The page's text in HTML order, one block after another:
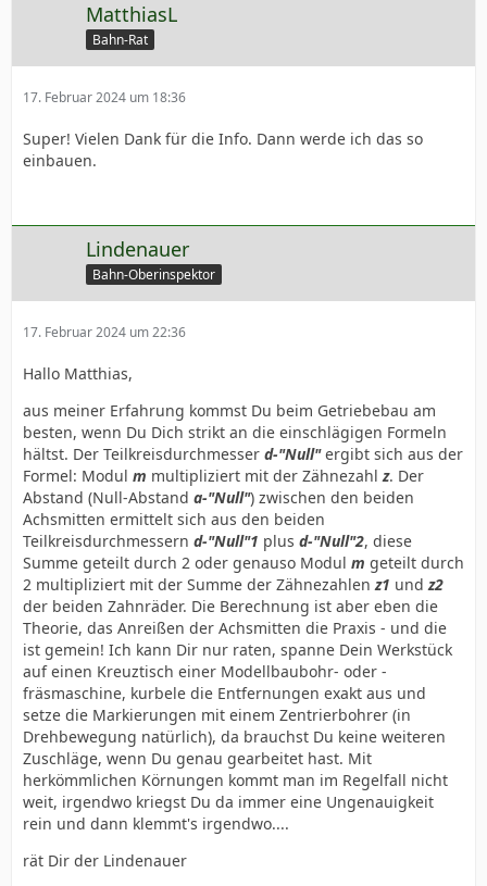
MatthiasL
Bahn-Rat
17. Februar 2024 um 18:36
Super! Vielen Dank für die Info. Dann werde ich das so
einbauen.
Lindenauer
Bahn-Oberinspektor
17. Februar 2024 um 22:36
Hallo Matthias,
aus meiner Erfahrung kommst Du beim Getriebebau am
besten, wenn Du Dich strikt an die einschlägigen Formeln
hältst. Der Teilkreisdurchmesser d-"Null"ergibt sich aus der
Formel: Modul m multipliziert mit der Zähnezahlz. Der
Abstand (Null-Abstand a-"Null") zwischen den beiden
Achsmitten ermittelt sich aus den beiden
Teilkreisdurchmessern d-"Null"1 plus d-"Null"2, diese
Summe geteilt durch 2 oder genauso Modul m geteilt durch
2 multipliziert mit der Summe der Zähnezahlenz1 undz2
der beiden Zahnräder. Die Berechnung ist aber eben die
Theorie, das Anreißen der Achsmitten die Praxis - und die
ist gemein! Ich kann Dir nur raten, spanne Dein Werkstück
auf einen Kreuztisch einer Modellbaubohr- oder -
fräsmaschine, kurbele die Entfernungen exakt aus und
setze die Markierungen mit einem Zentrierbohrer (in
Drehbewegung natürlich), da brauchst Du keine weiteren
Zuschläge, wenn Du genau gearbeitet hast. Mit
herkömmlichen Körnungen kommt man im Regelfall nicht
weit, irgendwo kriegst Du da immer eine Ungenauigkeit
rein und dann klemmt's irgendwo....
rät Dir der Lindenauer